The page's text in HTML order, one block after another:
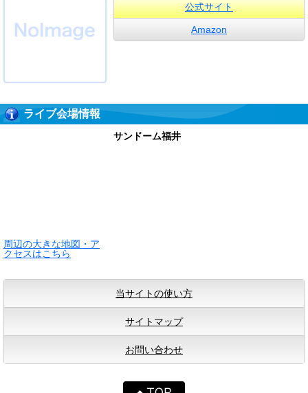
公式サイト
Amazon
ライブ会場情報
周辺の大きな地図・ア
クセスはこちら
サンドーム福井
当サイトの使い方
サイトマップ
お問い合わせ